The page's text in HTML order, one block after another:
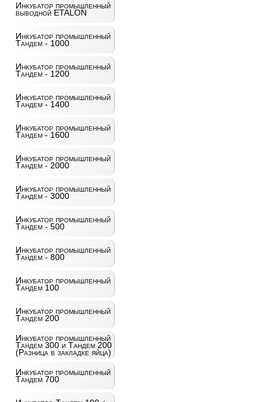
Инкубатор промышленный
выводной ETALON
Инкубатор промышленный
Тандем - 1000
Инкубатор промышленный
Тандем - 1200
Инкубатор промышленный
Тандем - 1400
Инкубатор промышленный
Тандем - 1600
Инкубатор промышленный
Тандем - 2000
Инкубатор промышленный
Тандем - 3000
Инкубатор промышленный
Тандем - 500
Инкубатор промышленный
Тандем - 800
Инкубатор промышленный
Тандем 100
Инкубатор промышленный
Тандем 200
Инкубатор промышленный
Тандем 300 и Тандем 200
(Разница в закладке яйца)
Инкубатор промышленный
Тандем 700